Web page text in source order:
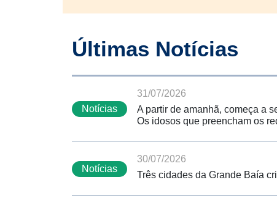
Últimas Notícias
Notícias
31/07/2026
A partir de amanhã, começa a
Os idosos que preencham os
Notícias
30/07/2026
Três cidades da Grande Baía